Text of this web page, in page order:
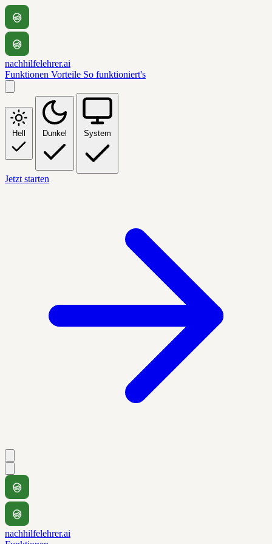
nachhilfelehrer.ai
Funktionen Vorteile So funktioniert's
Hell Dunkel System
Jetzt starten
nachhilfelehrer.ai